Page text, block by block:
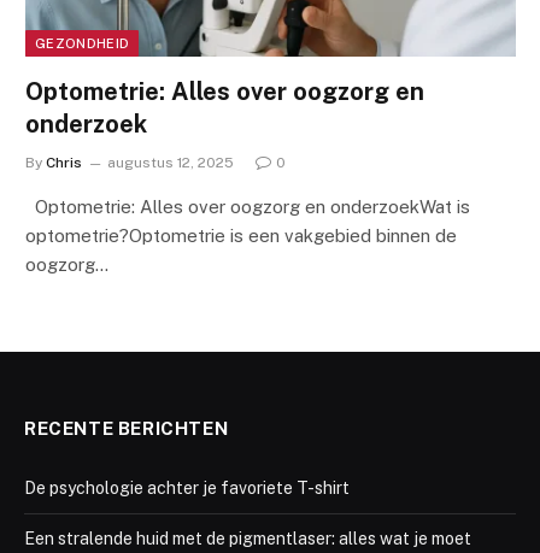
GEZONDHEID
Optometrie: Alles over oogzorg en
onderzoek
By Chris augustus 12, 2025 0
Optometrie: Alles over oogzorg en onderzoekWat is
optometrie?Optometrie is een vakgebied binnen de
oogzorg…
RECENTE BERICHTEN
De psychologie achter je favoriete T-shirt
Een stralende huid met de pigmentlaser: alles wat je moet